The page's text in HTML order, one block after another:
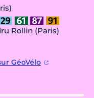
Rollin (Paris)
GéoVélo